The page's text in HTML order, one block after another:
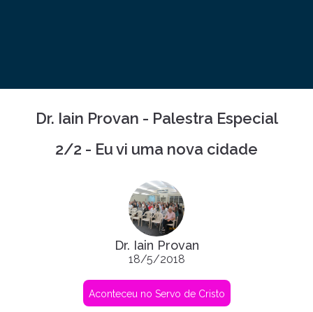
Dr. Iain Provan - Palestra Especial
2/2 - Eu vi uma nova cidade
Dr. Iain Provan
18/5/2018
Aconteceu no Servo de Cristo